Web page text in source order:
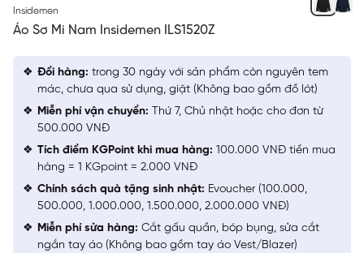
Insidemen
Áo Sơ Mi Nam Insidemen ILS1520Z
Đổi hàng: trong 30 ngày với sản phẩm còn nguyên tem
mác, chưa qua sử dụng, giặt (Không bao gồm đồ lót)
Miễn phí vận chuyển: Thứ 7, Chủ nhật hoặc cho đơn từ
500.000 VNĐ
Tích điểm KGPoint khi mua hàng: 100.000 VNĐ tiền mua
hàng = 1 KGpoint = 2.000 VNĐ
Chính sách quà tặng sinh nhật: Evoucher (100.000,
500.000, 1.000.000, 1.500.000, 2.000.000 VNĐ)
Miễn phí sửa hàng: Cắt gấu quần, bóp bụng, sửa cắt
ngắn tay áo (Không bao gồm tay áo Vest/Blazer)